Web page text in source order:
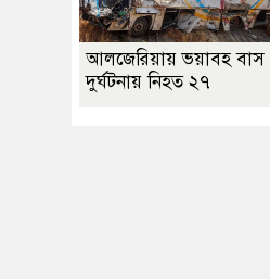
আলজেরিয়ায় ভয়াবহ বাস
দুর্ঘটনায় নিহত ২৭